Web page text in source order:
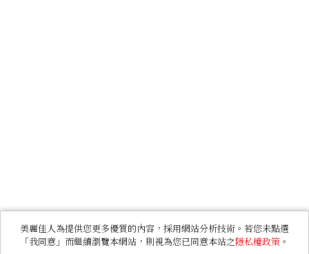
美麗佳人為提供您更多優質的內容，採用網站分析技術。若您未點選
「我同意」而繼續瀏覽本網站，則視為您已同意本站之隱私權政策 。